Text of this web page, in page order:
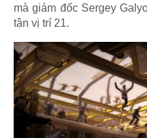
mà giám đốc Sergey
tận vị trí 21.​